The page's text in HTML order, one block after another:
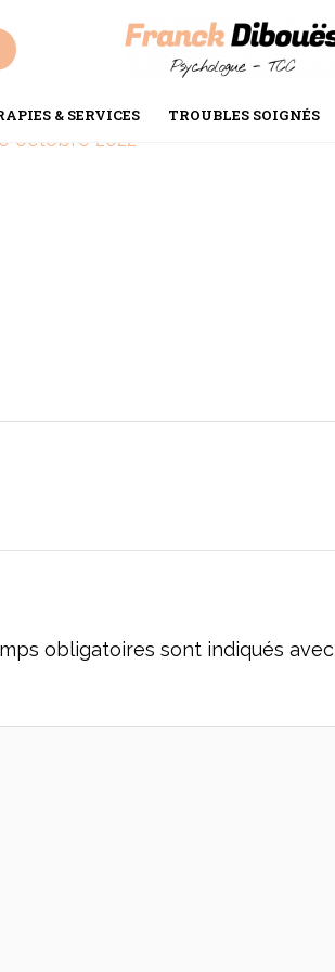
& SERVICES TROUBLES SOIGNÉS
bouleversants
octobre 2022
obligatoires sont indiqués avec